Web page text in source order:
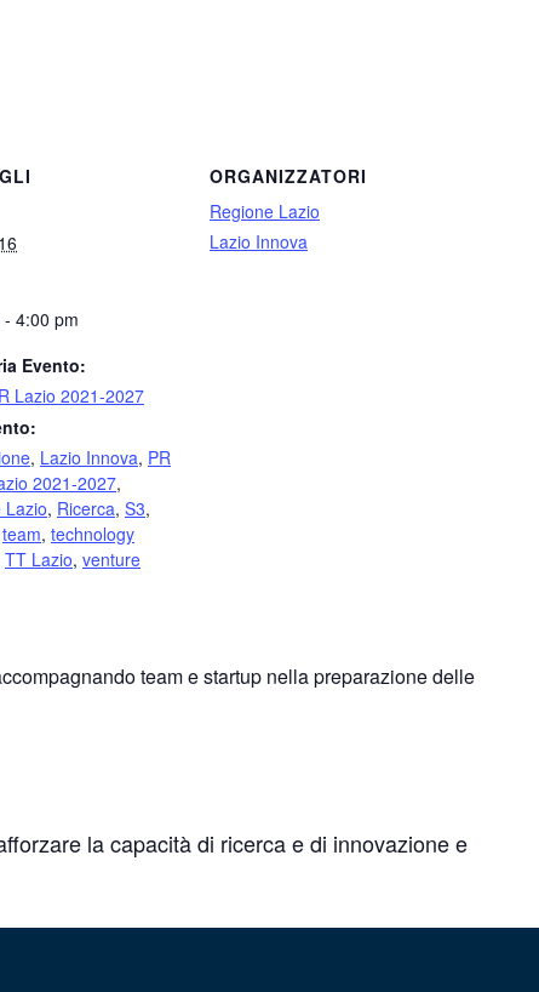
4:00 pm
Evento:
Lazio 2021-2027
, Lazio Innova, PR
2021-2027,
Lazio, Ricerca, S3,
team, technology
TT Lazio, venture
ORGANIZZATORI
Regione Lazio
Lazio Innova
team e startup nella preparazione delle
la capacità di ricerca e di innovazione e